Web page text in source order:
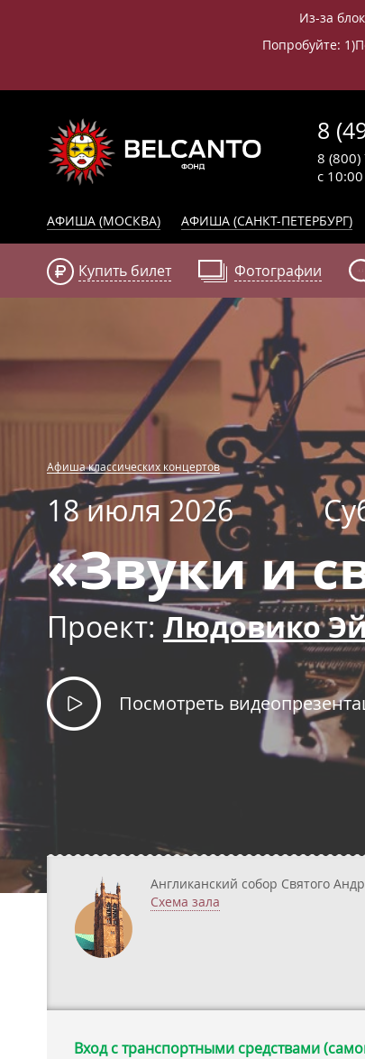
Из-за
Попробуйте:
8
с
8 (800)
АФИША (МОСКВА) АФИША (САНКТ-ПЕТЕРБУРГ)
Купить билет Фотографии
Афиша классических концертов
18 июля 2026
«Звуки и
Проект: Людовико
Посмотреть
Англиканский собор Святого
Схема зала
Вход с транспортными средствами